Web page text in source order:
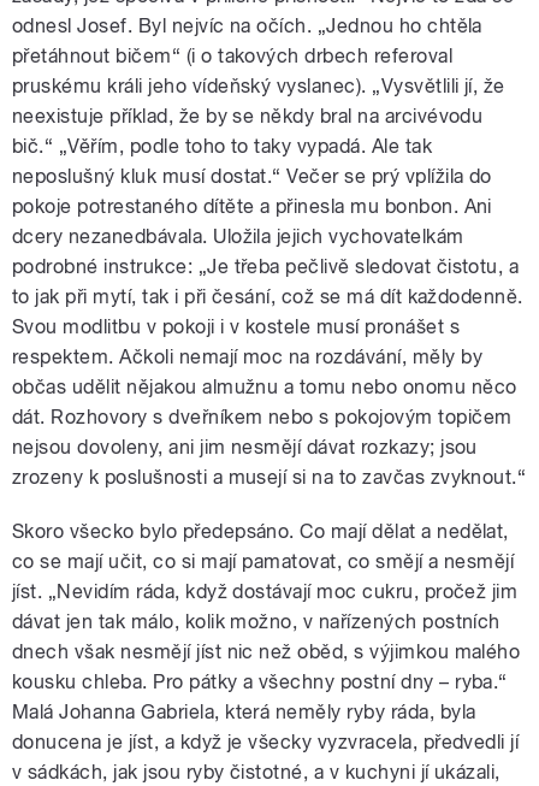
odnesl Josef. Byl nejvíc na očích. „Jednou ho chtěla
přetáhnout bičem“ (i o takových drbech referoval
pruskému králi jeho vídeňský vyslanec). „Vysvětlili jí, že
neexistuje příklad, že by se někdy bral na arcivévodu
bič.“ „Věřím, podle toho to taky vypadá. Ale tak
neposlušný kluk musí dostat.“ Večer se prý vplížila do
pokoje potrestaného dítěte a přinesla mu bonbon. Ani
dcery nezanedbávala. Uložila jejich vychovatelkám
podrobné instrukce: „Je třeba pečlivě sledovat čistotu, a
to jak při mytí, tak i při česání, což se má dít každodenně.
Svou modlitbu v pokoji i v kostele musí pronášet s
respektem. Ačkoli nemají moc na rozdávání, měly by
občas udělit nějakou almužnu a tomu nebo onomu něco
dát. Rozhovory s dveřníkem nebo s pokojovým topičem
nejsou dovoleny, ani jim nesmějí dávat rozkazy; jsou
zrozeny k poslušnosti a musejí si na to zavčas zvyknout.“
Skoro všecko bylo předepsáno. Co mají dělat a nedělat,
co se mají učit, co si mají pamatovat, co smějí a nesmějí
jíst. „Nevidím ráda, když dostávají moc cukru, pročež jim
dávat jen tak málo, kolik možno, v nařízených postních
dnech však nesmějí jíst nic než oběd, s výjimkou malého
kousku chleba. Pro pátky a všechny postní dny – ryba.“
Malá Johanna Gabriela, která neměly ryby ráda, byla
donucena je jíst, a když je všecky vyzvracela, předvedli jí
v sádkách, jak jsou ryby čistotné, a v kuchyni jí ukázali,